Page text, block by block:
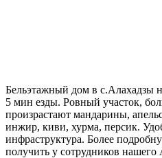
Бельэтажный дом в с.Алахадзы
5 мин езды. Ровный участок,
произрастают мандарины,
инжир, киви, хурма, персик.
инфраструктура. Более
получить у сотрудников нашего